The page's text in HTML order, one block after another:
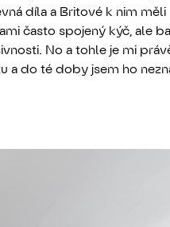
díla a Britové k nim měli
často spojený kýč, ale
No a tohle je mi
a do té doby jsem ho